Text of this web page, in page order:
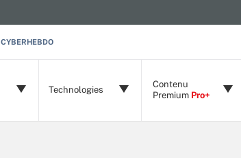
CYBERHEBDO
Technologies
Contenu
Premium Pro+